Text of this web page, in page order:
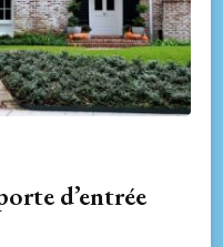
d’entrée